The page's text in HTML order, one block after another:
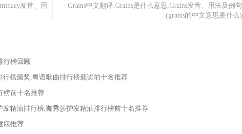
发音、用
Grains中文翻译,Grains是什么意思,Grains发音、用法及例句
(grains的中文意思是什么)
行榜回顾
榜颁奖,粤语歌曲排行榜颁奖前十名推荐
榜前十名推荐
精油排行榜,咖秀莎护发精油排行榜前十名推荐
康推荐